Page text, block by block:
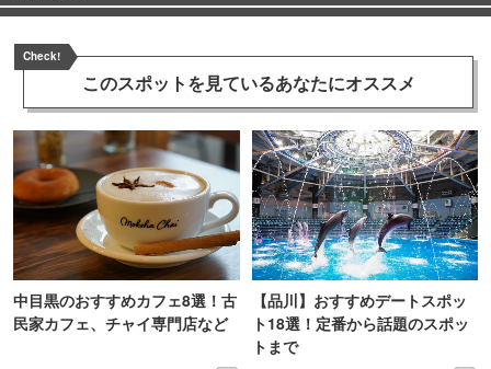
Check!
このスポットを見ているあなたにオススメ
中目黒のおすすめカフェ8選！古
民家カフェ、チャイ専門店など
【品川】おすすめデートスポッ
ト18選！定番から話題のスポッ
トまで